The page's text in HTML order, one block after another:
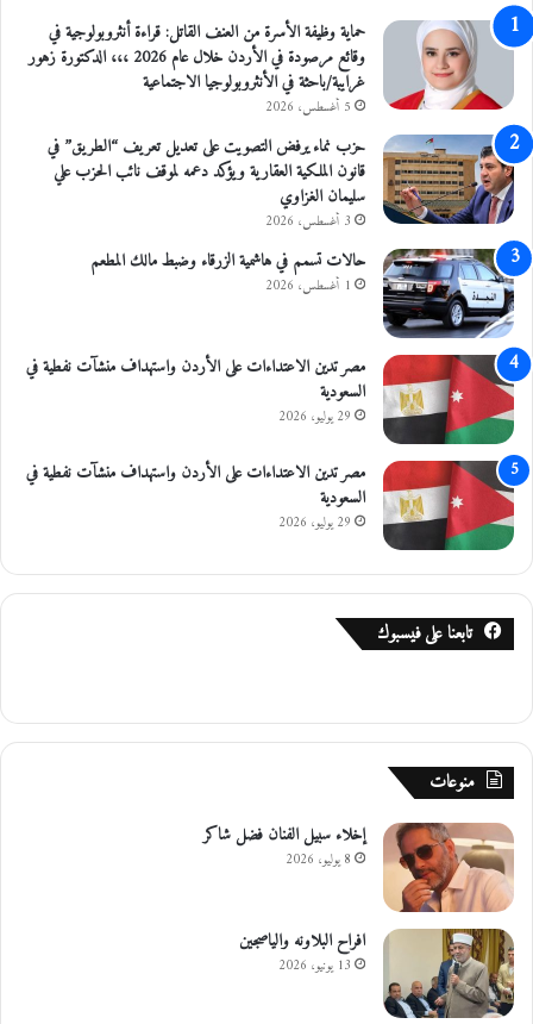
ب
ة
ط
ب
ا
ء
آ
خ
ر
ي
ن
ب
ـ
غ
ز
ة
حماية وظيفة الأسرة من العنف القاتل: قراءة أنثروبولوجية في
وقائع مرصودة في الأردن خلال عام 2026 ،،، الدكتورة زهور
غرايبة/باحثة في الأنثروبولوجيا الاجتماعية
5 أغسطس، 2026
حزب نماء يرفض التصويت على تعديل تعريف “الطريق” في
قانون الملكية العقارية ويؤكد دعمه لموقف نائب الحزب علي
سليمان الغزاوي
3 أغسطس، 2026
حالات تسمم في هاشمية الزرقاء وضبط مالك المطعم
1 أغسطس، 2026
مصر تدين الاعتداءات على الأردن واستهداف منشآت نفطية في
السعودية
29 يوليو، 2026
مصر تدين الاعتداءات على الأردن واستهداف منشآت نفطية في
السعودية
29 يوليو، 2026
تابعنا على فيسبوك
منوعات
إخلاء سبيل الفنان فضل شاكر
8 يوليو، 2026
افراح البلاونه والياصجين
13 يونيو، 2026